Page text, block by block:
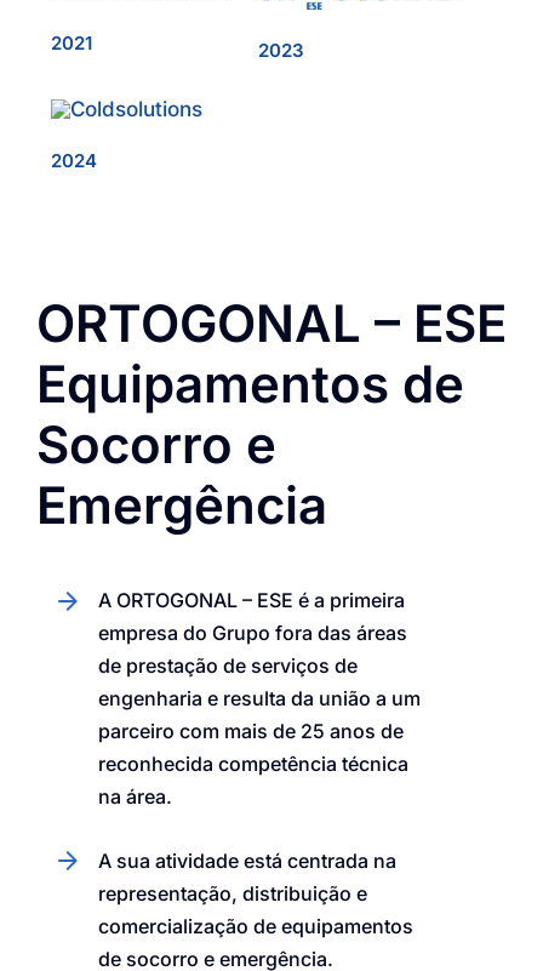
2021 2023
2024
ORTOGONAL – ESE
Equipamentos de
Socorro e
Emergência
A ORTOGONAL – ESE é a primeira
empresa do Grupo fora das áreas
de prestação de serviços de
engenharia e resulta da união a um
parceiro com mais de 25 anos de
reconhecida competência técnica
na área.
A sua atividade está centrada na
representação, distribuição e
comercialização de equipamentos
de socorro e emergência.